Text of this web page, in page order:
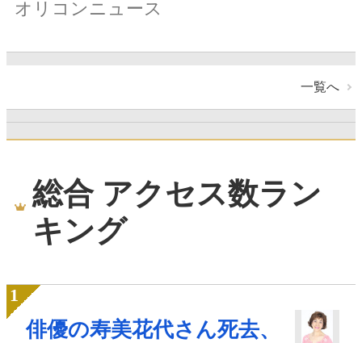
オリコンニュース
一覧へ
総合 アクセス数ラン
キング
俳優の寿美花代さん死去、